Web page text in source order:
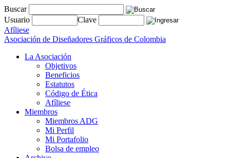
Buscar
Usuario
Clave
Afíliese
Asociación de Diseñadores Gráficos de Colombia
La Asociación
Objetivos
Beneficios
Estatutos
Código de Ética
Afíliese
Miembros
Miembros ADG
Mi Perfil
Mi Portafolio
Bolsa de empleo